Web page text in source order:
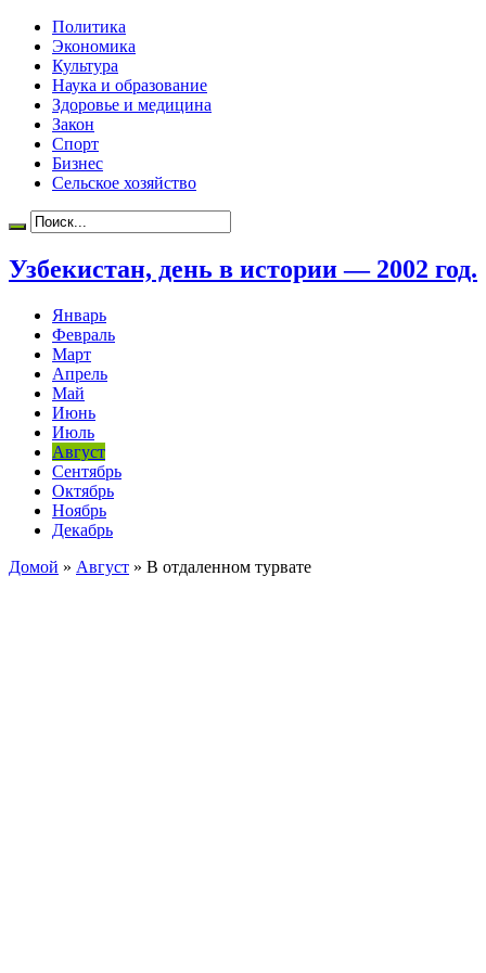
Политика
Экономика
Культура
Наука и образование
Здоровье и медицина
Закон
Спорт
Бизнес
Сельское хозяйство
Узбекистан, день в истории — 2002 год.
Январь
Февраль
Март
Апрель
Май
Июнь
Июль
Август
Сентябрь
Октябрь
Ноябрь
Декабрь
Домой » Август » В отдаленном турвате